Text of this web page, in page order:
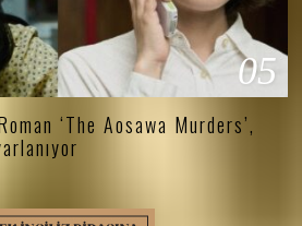
05
‘The Aosawa Murders’,